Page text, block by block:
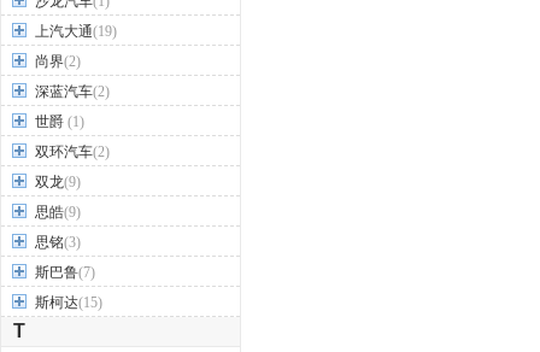
上汽大通(19)
尚界(2)
深蓝汽车(2)
世爵 (1)
双环汽车(2)
双龙(9)
思皓(9)
思铭(3)
斯巴鲁(7)
斯柯达(15)
T